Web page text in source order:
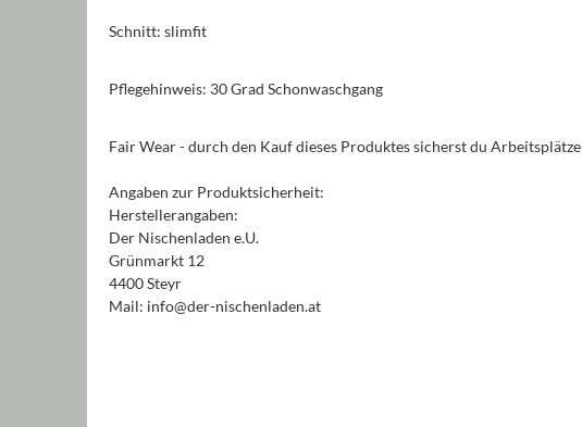
Schnitt: slimfit
Pflegehinweis: 30 Grad Schonwaschgang
Fair Wear - durch den Kauf dieses Produktes sicherst du
Angaben zur Produktsicherheit:
Herstellerangaben:
Der Nischenladen e.U.
Grünmarkt 12
4400 Steyr
Mail: info@der-nischenladen.at